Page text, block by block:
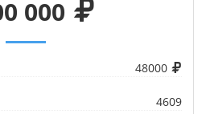
000
48000
4609